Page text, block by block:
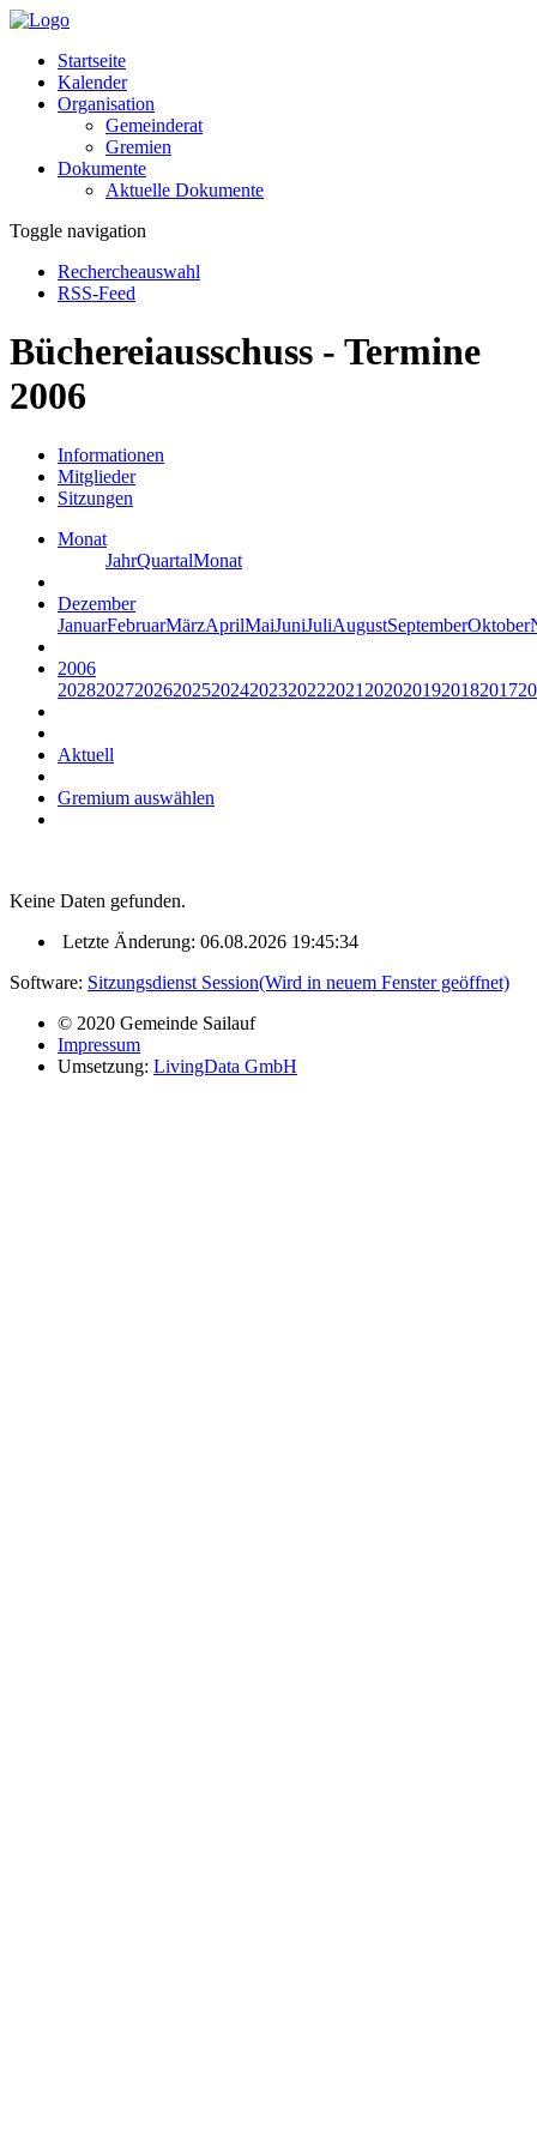
Startseite
Kalender
Organisation
Gemeinderat
Gremien
Dokumente
Aktuelle Dokumente
Toggle navigation
Rechercheauswahl
RSS-Feed
Büchereiausschuss - Termine
2006
Informationen
Mitglieder
Sitzungen
Monat
JahrQuartalMonat
Dezember
JanuarFebruarMärzAprilMaiJuniJuliAugustSeptemberOktober
2006
20282027202620252024202320222021 2020201920182017
Aktuell
Gremium auswählen
Keine Daten gefunden.
Letzte Änderung: 06.08.2026 19:45:34
Software: Sitzungsdienst Session(Wird in neuem Fenster geöffnet)
© 2020 Gemeinde Sailauf
Impressum
Umsetzung: LivingData GmbH